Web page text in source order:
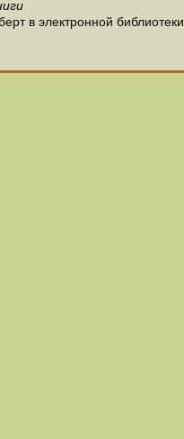
в электронной библиотеки